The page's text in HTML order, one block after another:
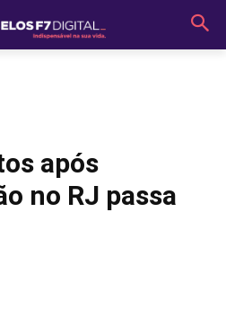
após
no RJ passa